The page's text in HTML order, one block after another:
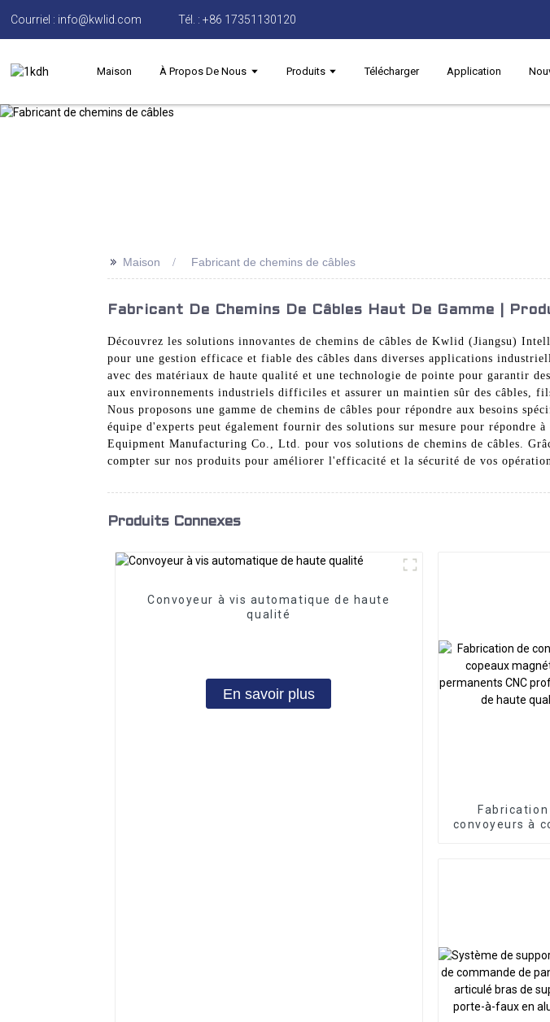
Courriel : info@kwlid.com Tél. : +86 17351130120
Maison À Propos De Nous Produits Télécharger Application
>> Maison Fabricant de chemins de câbles
Fabricant De Chemins De Câbles Haut De Gamme |
Découvrez les solutions innovantes de chemins de câbles de Kwlid (Jiangsu)
pour une gestion efficace et fiable des câbles dans diverses applications
avec des matériaux de haute qualité et une technologie de pointe pour garantir
aux environnements industriels difficiles et assurer un maintien sûr des câbles,
Nous proposons une gamme de chemins de câbles pour répondre aux besoins
équipe d'experts peut également fournir des solutions sur mesure pour
Equipment Manufacturing Co., Ltd. pour vos solutions de chemins de câbles.
compter sur nos produits pour améliorer l'efficacité et la sécurité de vos
Produits Connexes
Convoyeur à vis automatique de haute
qualité
En savoir plus
Fabrication
convoyeurs à